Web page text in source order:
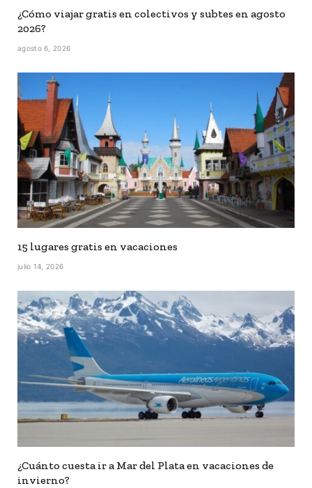
¿Cómo viajar gratis en colectivos y subtes en agosto
2026?
agosto 6, 2026
15 lugares gratis en vacaciones
julio 14, 2026
¿Cuánto cuesta ir a Mar del Plata en vacaciones de
invierno?